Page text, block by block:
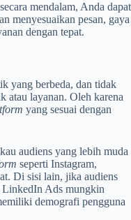
mendalam, Anda dapat
menyesuaikan pesan, gaya
dengan tepat.
yang berbeda, dan tidak
atau layanan. Oleh karena
yang sesuai dengan
audiens yang lebih muda
seperti Instagram,
Di sisi lain, jika audiens
LinkedIn Ads mungkin
demografi pengguna